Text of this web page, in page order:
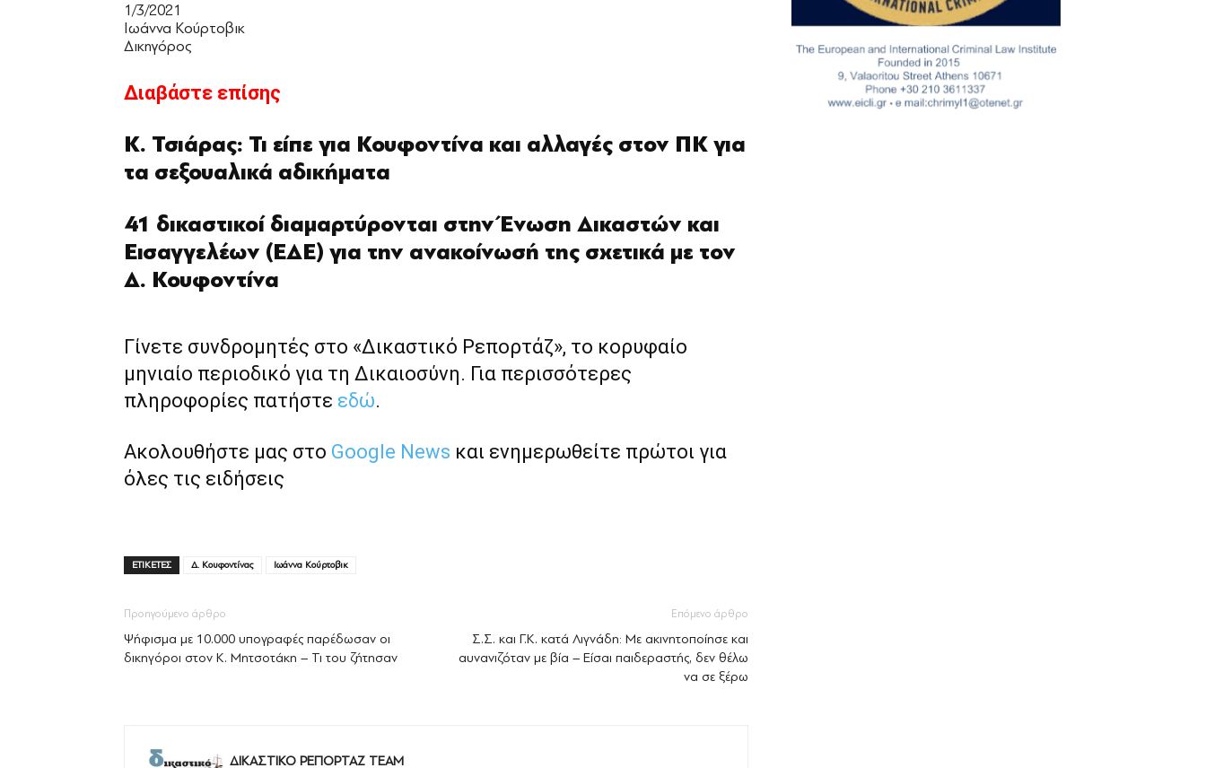
1/3/2021
Ιωάννα Κούρτοβικ
Δικηγόρος
Διαβάστε επίσης
Κ. Τσιάρας: Τι είπε για Κουφοντίνα και αλλαγές στον ΠΚ για
τα σεξουαλικά αδικήματα
41 δικαστικοί διαμαρτύρονται στην Ένωση Δικαστών και
Εισαγγελέων (ΕΔΕ) για την ανακοίνωσή της σχετικά με τον
Δ. Κουφοντίνα
Γίνετε συνδρομητές στο «Δικαστικό Ρεπορτάζ», το κορυφαίο
μηνιαίο περιοδικό για τη Δικαιοσύνη. Για περισσότερες
πληροφορίες πατήστε εδώ.
Ακολουθήστε μας στο Google News και ενημερωθείτε πρώτοι για
όλες τις ειδήσεις
ΕΤΙΚΕΤΕΣ Δ. Κουφοντίνας Ιωάννα Κούρτοβικ
Προηγούμενο άρθρο
Ψήφισμα με 10.000 υπογραφές παρέδωσαν οι
δικηγόροι στον Κ. Μητσοτάκη – Τι του ζήτησαν
Επόμενο άρθρο
Σ.Σ. και Γ.Κ. κατά Λιγνάδη: Με ακινητοποίησε και
αυνανιζόταν µε βία – Είσαι παιδεραστής, δεν θέλω
να σε ξέρω
ΔΙΚΑΣΤΙΚΟ ΡΕΠΟΡΤΑΖ TEAM